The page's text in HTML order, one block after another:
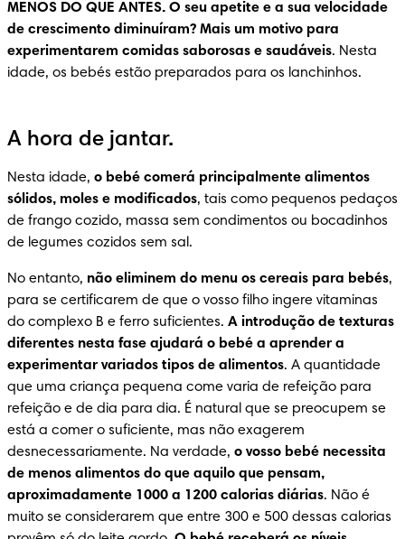
MENOS DO QUE ANTES. O seu apetite e a sua velocidade
de crescimento diminuíram? Mais um motivo para
experimentarem comidas saborosas e saudáveis. Nesta
idade, os bebés estão preparados para os lanchinhos.
A hora de jantar.
Nesta idade, o bebé comerá principalmente alimentos
sólidos, moles e modificados, tais como pequenos pedaços
de frango cozido, massa sem condimentos ou bocadinhos
de legumes cozidos sem sal.
No entanto, não eliminem do menu os cereais para bebés,
para se certificarem de que o vosso filho ingere vitaminas
do complexo B e ferro suficientes. A introdução de texturas
diferentes nesta fase ajudará o bebé a aprender a
experimentar variados tipos de alimentos. A quantidade
que uma criança pequena come varia de refeição para
refeição e de dia para dia. É natural que se preocupem se
está a comer o suficiente, mas não exagerem
desnecessariamente. Na verdade, o vosso bebé necessita
de menos alimentos do que aquilo que pensam,
aproximadamente 1000 a 1200 calorias diárias. Não é
muito se considerarem que entre 300 e 500 dessas calorias